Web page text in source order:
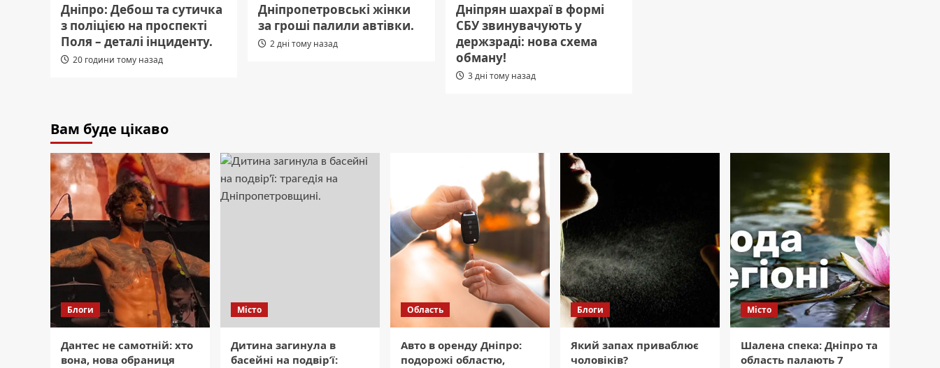
Дніпро: Дебош та сутичка
з поліцією на проспекті
Поля – деталі інциденту.
20 години тому назад
Дніпропетровські жінки
за гроші палили автівки.
2 дні тому назад
Дніпрян шахраї в формі
СБУ звинувачують у
держзраді: нова схема
обману!
3 дні тому назад
Вам буде цікаво
Блоги
Дантес не самотній: хто
вона, нова обраниця
Місто
Дитина загинула в
басейні на подвір’ї:
Область
Авто в оренду Дніпро:
подорожі областю,
Блоги
Який запах приваблює
чоловіків?
Місто
Шалена спека: Дніпро та
область палають 7